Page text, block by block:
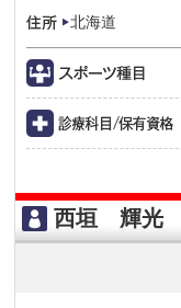
北海道
西垣 輝光